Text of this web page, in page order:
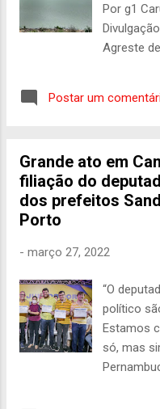
de
membros
indiretos
Por g1
Agreste
(28). De
Barragem
Mundaú,
Ingazeira,
Postar um
Grande ato em
filiação do
dos prefeitos
Porto
- março 27, 2022
“O
político
Estamos
só, mas